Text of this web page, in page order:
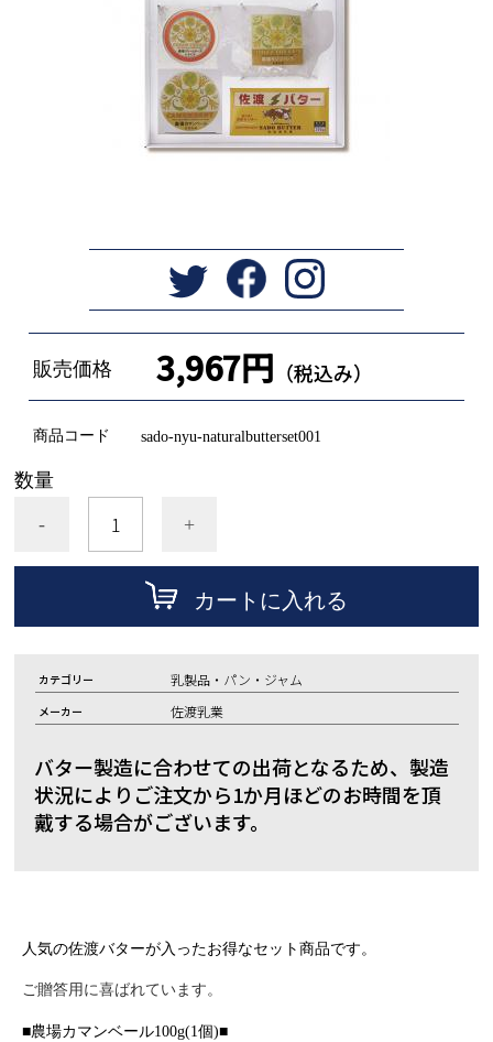
販売価格 3,967円 （税込み）
商品コード sado-nyu-naturalbutterset001
数量
-
+
カートに入れる
カテゴリー 乳製品・パン・ジャム
メーカー 佐渡乳業
バター製造に合わせての出荷となるため、製造
状況によりご注文から1か月ほどのお時間を頂
戴する場合がございます。
人気の佐渡バターが入ったお得なセット商品です。
ご贈答用に喜ばれています。
■農場カマンベール100g(1個)■